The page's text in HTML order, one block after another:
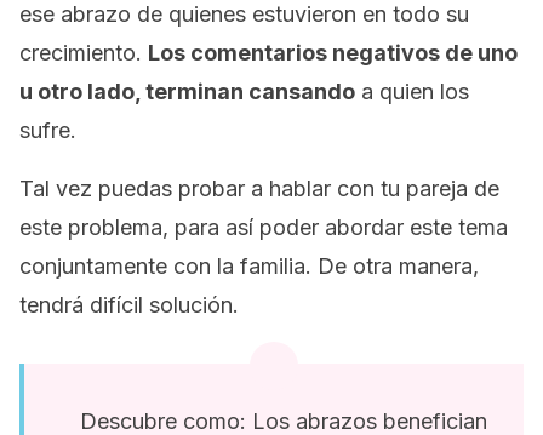
ese abrazo de quienes estuvieron en todo su
crecimiento. Los comentarios negativos de uno
u otro lado, terminan cansando a quien los
sufre.
Tal vez puedas probar a hablar con tu pareja de
este problema, para así poder abordar este tema
conjuntamente con la familia. De otra manera,
tendrá difícil solución.
Descubre como: Los abrazos benefician